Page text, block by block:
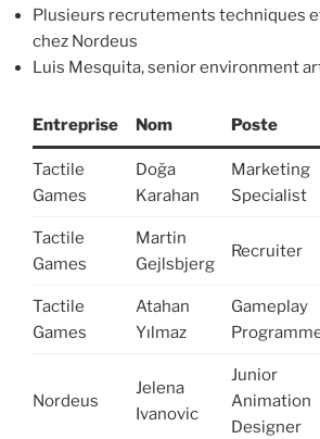
Plusieurs recrutements techniques
chez Nordeus
Luis Mesquita, senior environment
Entreprise Nom Poste
Tactile
Games
Doğa
Karahan
Marketing
Specialist
Tactile
Games
Martin
Gejlsbjerg
Recruiter
Tactile
Games
Atahan
Yılmaz
Gameplay
Nordeus
Jelena
Ivanovic
Junior
Animation
Designer